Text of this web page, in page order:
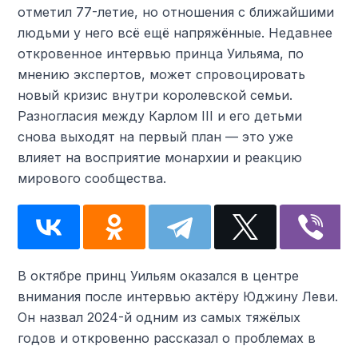
отметил 77-летие, но отношения с ближайшими
людьми у него всё ещё напряжённые. Недавнее
откровенное интервью принца Уильяма, по
мнению экспертов, может спровоцировать
новый кризис внутри королевской семьи.
Разногласия между Карлом III и его детьми
снова выходят на первый план — это уже
влияет на восприятие монархии и реакцию
мирового сообщества.
В октябре принц Уильям оказался в центре
внимания после интервью актёру Юджину Леви.
Он назвал 2024-й одним из самых тяжёлых
годов и откровенно рассказал о проблемах в